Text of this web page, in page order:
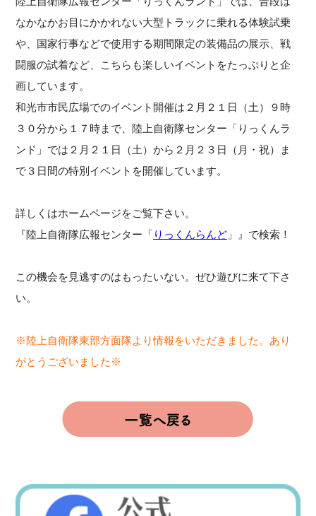
なかなかお目にかかれない大型トラックに乗れる体験試乗
や、国家行事などで使用する期間限定の装備品の展示、戦
闘服の試着など、こちらも楽しいイベントをたっぷりと企
画しています。
和光市市民広場でのイベント開催は２月２１日（土）９時
３０分から１７時まで、陸上自衛隊センター「りっくんラ
ンド」では２月２１日（土）から２月２３日（月・祝）ま
で３日間の特別イベントを開催しています。
詳しくはホームページをご覧下さい。
『陸上自衛隊広報センター「 りっくんらんど 」』で検索！
この機会を見逃すのはもったいない。ぜひ遊びに来て下さ
い。
※陸上自衛隊東部方面隊より情報をいただきました。あり
がとうございました※